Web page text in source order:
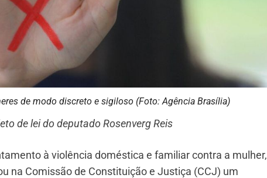
de modo discreto e sigiloso (Foto: Agência Brasília)
de lei do deputado Rosenverg Reis
à violência doméstica e familiar contra a mulher,
na Comissão de Constituição e Justiça (CCJ) um